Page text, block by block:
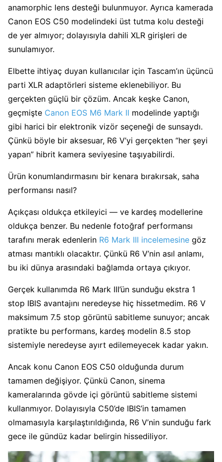
anamorphic lens desteği bulunmuyor. Ayrıca kamerada
Canon EOS C50 modelindeki üst tutma kolu desteği
de yer almıyor; dolayısıyla dahili XLR girişleri de
sunulamıyor.
Elbette ihtiyaç duyan kullanıcılar için Tascam’ın üçüncü
parti XLR adaptörleri sisteme eklenebiliyor. Bu
gerçekten güçlü bir çözüm. Ancak keşke Canon,
geçmişte Canon EOS M6 Mark II modelinde yaptığı
gibi harici bir elektronik vizör seçeneği de sunsaydı.
Çünkü böyle bir aksesuar, R6 V’yi gerçekten “her şeyi
yapan” hibrit kamera seviyesine taşıyabilirdi.
Ürün konumlandırmasını bir kenara bırakırsak, saha
performansı nasıl?
Açıkçası oldukça etkileyici — ve kardeş modellerine
oldukça benzer. Bu nedenle fotoğraf performansı
tarafını merak edenlerin R6 Mark III incelemesine göz
atması mantıklı olacaktır. Çünkü R6 V’nin asıl anlamı,
bu iki dünya arasındaki bağlamda ortaya çıkıyor.
Gerçek kullanımda R6 Mark III’ün sunduğu ekstra 1
stop IBIS avantajını neredeyse hiç hissetmedim. R6 V
maksimum 7.5 stop görüntü sabitleme sunuyor; ancak
pratikte bu performans, kardeş modelin 8.5 stop
sistemiyle neredeyse ayırt edilemeyecek kadar yakın.
Ancak konu Canon EOS C50 olduğunda durum
tamamen değişiyor. Çünkü Canon, sinema
kameralarında gövde içi görüntü sabitleme sistemi
kullanmıyor. Dolayısıyla C50’de IBIS’in tamamen
olmamasıyla karşılaştırıldığında, R6 V’nin sunduğu fark
gece ile gündüz kadar belirgin hissediliyor.